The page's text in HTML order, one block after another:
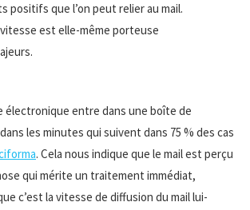
positifs que l’on peut relier au mail.
est elle-même porteuse
électronique entre dans une boîte de
les minutes qui suivent dans 75 % des cas
. Cela nous indique que le mail est perçu
qui mérite un traitement immédiat,
c’est la vitesse de diffusion du mail lui-